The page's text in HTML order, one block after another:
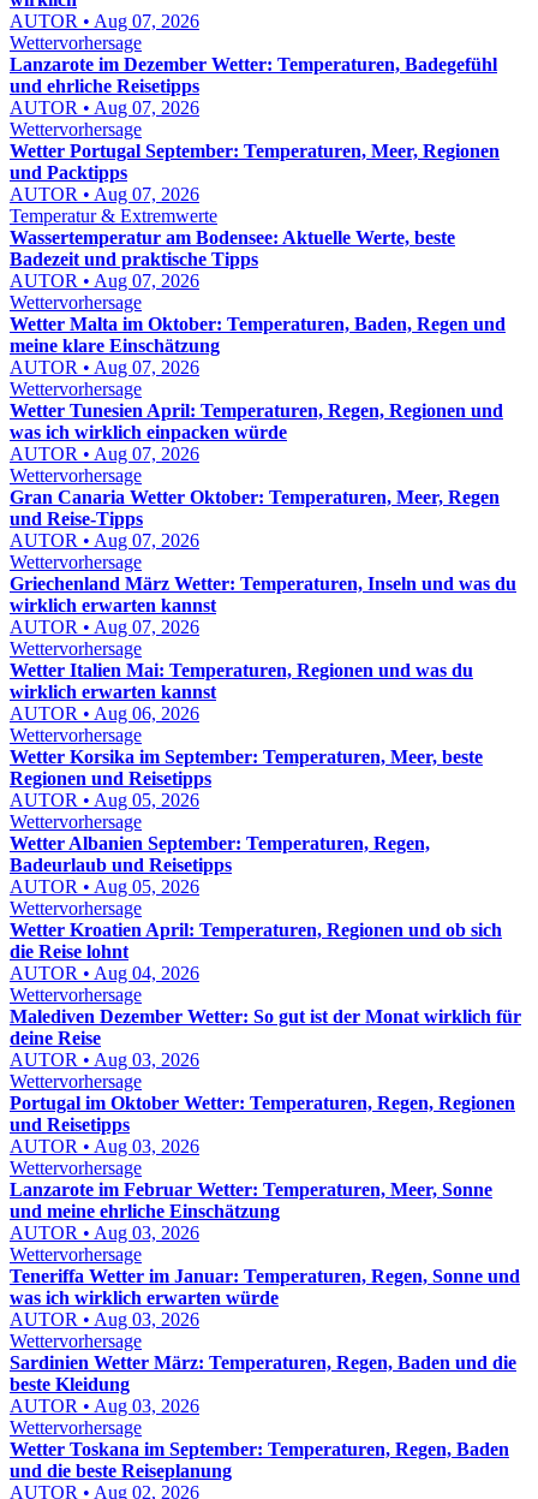
AUTOR • Aug 07, 2026
Wettervorhersage
Lanzarote im Dezember Wetter: Temperaturen, Badegefühl
und ehrliche Reisetipps
AUTOR • Aug 07, 2026
Wettervorhersage
Wetter Portugal September: Temperaturen, Meer, Regionen
und Packtipps
AUTOR • Aug 07, 2026
Temperatur & Extremwerte
Wassertemperatur am Bodensee: Aktuelle Werte, beste
Badezeit und praktische Tipps
AUTOR • Aug 07, 2026
Wettervorhersage
Wetter Malta im Oktober: Temperaturen, Baden, Regen und
meine klare Einschätzung
AUTOR • Aug 07, 2026
Wettervorhersage
Wetter Tunesien April: Temperaturen, Regen, Regionen und
was ich wirklich einpacken würde
AUTOR • Aug 07, 2026
Wettervorhersage
Gran Canaria Wetter Oktober: Temperaturen, Meer, Regen
und Reise-Tipps
AUTOR • Aug 07, 2026
Wettervorhersage
Griechenland März Wetter: Temperaturen, Inseln und was du
wirklich erwarten kannst
AUTOR • Aug 07, 2026
Wettervorhersage
Wetter Italien Mai: Temperaturen, Regionen und was du
wirklich erwarten kannst
AUTOR • Aug 06, 2026
Wettervorhersage
Wetter Korsika im September: Temperaturen, Meer, beste
Regionen und Reisetipps
AUTOR • Aug 05, 2026
Wettervorhersage
Wetter Albanien September: Temperaturen, Regen,
Badeurlaub und Reisetipps
AUTOR • Aug 05, 2026
Wettervorhersage
Wetter Kroatien April: Temperaturen, Regionen und ob sich
die Reise lohnt
AUTOR • Aug 04, 2026
Wettervorhersage
Malediven Dezember Wetter: So gut ist der Monat wirklich für
deine Reise
AUTOR • Aug 03, 2026
Wettervorhersage
Portugal im Oktober Wetter: Temperaturen, Regen, Regionen
und Reisetipps
AUTOR • Aug 03, 2026
Wettervorhersage
Lanzarote im Februar Wetter: Temperaturen, Meer, Sonne
und meine ehrliche Einschätzung
AUTOR • Aug 03, 2026
Wettervorhersage
Teneriffa Wetter im Januar: Temperaturen, Regen, Sonne und
was ich wirklich erwarten würde
AUTOR • Aug 03, 2026
Wettervorhersage
Sardinien Wetter März: Temperaturen, Regen, Baden und die
beste Kleidung
AUTOR • Aug 03, 2026
Wettervorhersage
Wetter Toskana im September: Temperaturen, Regen, Baden
und die beste Reiseplanung
AUTOR • Aug 02, 2026